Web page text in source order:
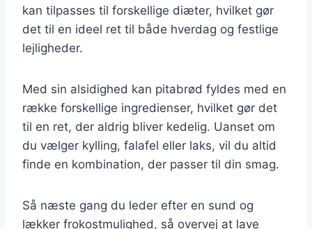
kan tilpasses til forskellige diæter, hvilket gør
det til en ideel ret til både hverdag og festlige
lejligheder.
Med sin alsidighed kan pitabrød fyldes med en
række forskellige ingredienser, hvilket gør det
til en ret, der aldrig bliver kedelig. Uanset om
du vælger kylling, falafel eller laks, vil du altid
finde en kombination, der passer til din smag.
Så næste gang du leder efter en sund og
lækker frokostmulighed, så overvej at lave